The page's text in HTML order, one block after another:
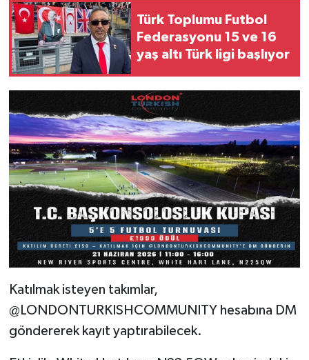
Türk Toplumu Futbol
Federasyonu 15 ve 16
yaş altı Türk ligi başlıyor
Katılmak isteyen takımlar,
@LONDONTURKISHCOMMUNITY hesabına DM
göndererek kayıt yaptırabilecek.